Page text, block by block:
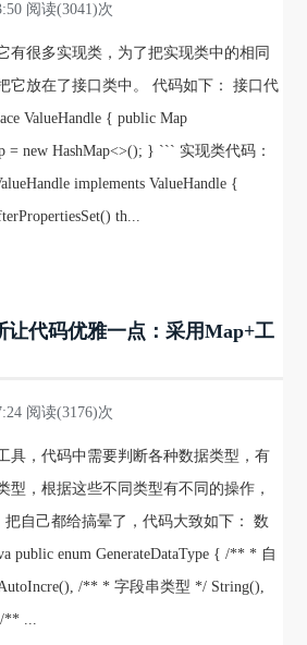
阅读(3041)次
有很多实现类，为了把实现类中的相同
它放在了接口类中。 代码如下： 接口代
ValueHandle { public Map
= new HashMap<>(); } ``` 实现类代码：
implements ValueHandle {
th...
让代码优雅一点：采用Map+工
阅读(3176)次
具，代码中需要判断各种数据类型，有
型，根据这些不同类型有不同的操作，
自己都给搞晕了，代码大致如下： 数
public enum GenerateDataType { /** * 自
/** * 字段串类型 */ String(),
** ...